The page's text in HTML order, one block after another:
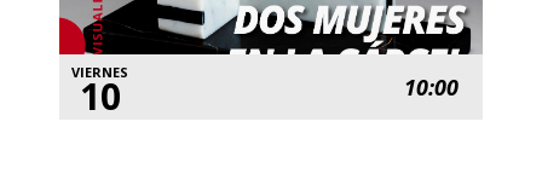
VIERNES
10 10:00